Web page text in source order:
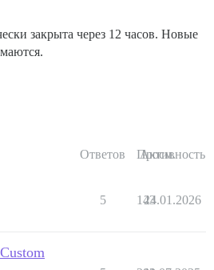
закрыта через 12 часов. Новые
Ответов Просм.
Активность
5 143
24.01.2026